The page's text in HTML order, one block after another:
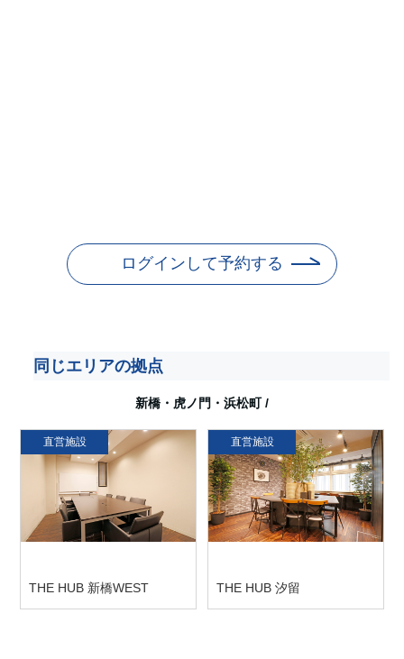
ログインして予約する
同じエリアの拠点
新橋・虎ノ門・浜松町/
直営施設
THE HUB 新橋WEST
〒105-0003 東京都港区 西新橋2-4-
直営施設
THE HUB 汐留
東京都港区東新橋2-7-3 昭和アステ